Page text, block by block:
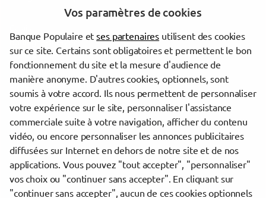
Boulogne-sur-Mer
Grande-Synthe
Dunkerque
Coudekerque-Branche
Trouver une agence Banque Populaire
Pas-de-Calais
Calais
CALAIS
Vos paramètres de cookies
Banque Populaire etses partenaires utilisent des cookies
sur ce site. Certains sont obligatoires et permettent le bon
fonctionnement du site et la mesure d'audience de
manière anonyme. D'autres cookies, optionnels, sont
soumis à votre accord. Ils nous permettent de personnaliser
votre expérience sur le site, personnaliser l'assistance
commerciale suite à votre navigation, afficher du contenu
vidéo, ou encore personnaliser les annonces publicitaires
diffusées sur Internet en dehors de notre site et de nos
applications. Vous pouvez "tout accepter", "personnaliser"
vos choix ou "continuer sans accepter". En cliquant sur
"continuer sans accepter", aucun de ces cookies optionnels